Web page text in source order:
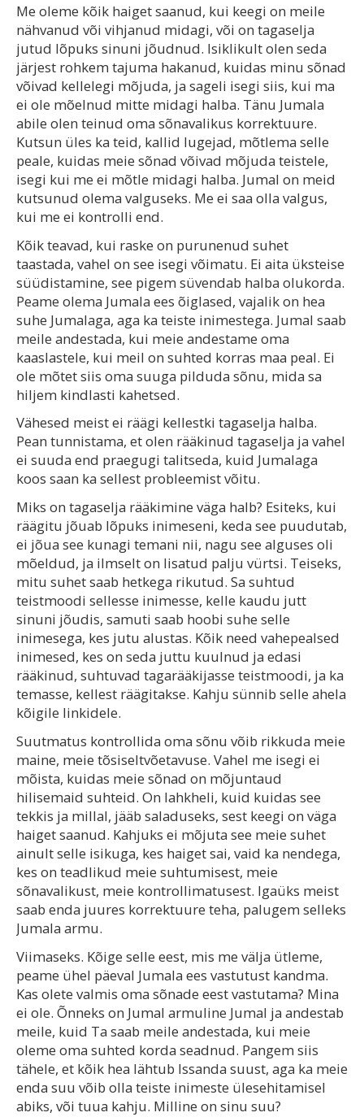
Me oleme kõik haiget saanud, kui keegi on meile
nähvanud või vihjanud midagi, või on tagaselja
jutud lõpuks sinuni jõudnud. Isiklikult olen seda
järjest rohkem tajuma hakanud, kuidas minu sõnad
võivad kellelegi mõjuda, ja sageli isegi siis, kui ma
ei ole mõelnud mitte midagi halba. Tänu Jumala
abile olen teinud oma sõnavalikus korrektuure.
Kutsun üles ka teid, kallid lugejad, mõtlema selle
peale, kuidas meie sõnad võivad mõjuda teistele,
isegi kui me ei mõtle midagi halba. Jumal on meid
kutsunud olema valguseks. Me ei saa olla valgus,
kui me ei kontrolli end.
Kõik teavad, kui raske on purunenud suhet
taastada, vahel on see isegi võimatu. Ei aita üksteise
süüdistamine, see pigem süvendab halba olukorda.
Peame olema Jumala ees õiglased, vajalik on hea
suhe Jumalaga, aga ka teiste inimestega. Jumal saab
meile andestada, kui meie andestame oma
kaaslastele, kui meil on suhted korras maa peal. Ei
ole mõtet siis oma suuga pilduda sõnu, mida sa
hiljem kindlasti kahetsed.
Vähesed meist ei räägi kellestki tagaselja halba.
Pean tunnistama, et olen rääkinud tagaselja ja vahel
ei suuda end praegugi talitseda, kuid Jumalaga
koos saan ka sellest probleemist võitu.
Miks on tagaselja rääkimine väga halb? Esiteks, kui
räägitu jõuab lõpuks inimeseni, keda see puudutab,
ei jõua see kunagi temani nii, nagu see alguses oli
mõeldud, ja ilmselt on lisatud palju vürtsi. Teiseks,
mitu suhet saab hetkega rikutud. Sa suhtud
teistmoodi sellesse inimesse, kelle kaudu jutt
sinuni jõudis, samuti saab hoobi suhe selle
inimesega, kes jutu alustas. Kõik need vahepealsed
inimesed, kes on seda juttu kuulnud ja edasi
rääkinud, suhtuvad tagarääkijasse teistmoodi, ja ka
temasse, kellest räägitakse. Kahju sünnib selle ahela
kõigile linkidele.
Suutmatus kontrollida oma sõnu võib rikkuda meie
maine, meie tõsiseltvõetavuse. Vahel me isegi ei
mõista, kuidas meie sõnad on mõjuntaud
hilisemaid suhteid. On lahkheli, kuid kuidas see
tekkis ja millal, jääb saladuseks, sest keegi on väga
haiget saanud. Kahjuks ei mõjuta see meie suhet
ainult selle isikuga, kes haiget sai, vaid ka nendega,
kes on teadlikud meie suhtumisest, meie
sõnavalikust, meie kontrollimatusest. Igaüks meist
saab enda juures korrektuure teha, palugem selleks
Jumala armu.
Viimaseks. Kõige selle eest, mis me välja ütleme,
peame ühel päeval Jumala ees vastutust kandma.
Kas olete valmis oma sõnade eest vastutama? Mina
ei ole. Õnneks on Jumal armuline Jumal ja andestab
meile, kuid Ta saab meile andestada, kui meie
oleme oma suhted korda seadnud. Pangem siis
tähele, et kõik hea lähtub Issanda suust, aga ka meie
enda suu võib olla teiste inimeste ülesehitamisel
abiks, või tuua kahju. Milline on sinu suu?